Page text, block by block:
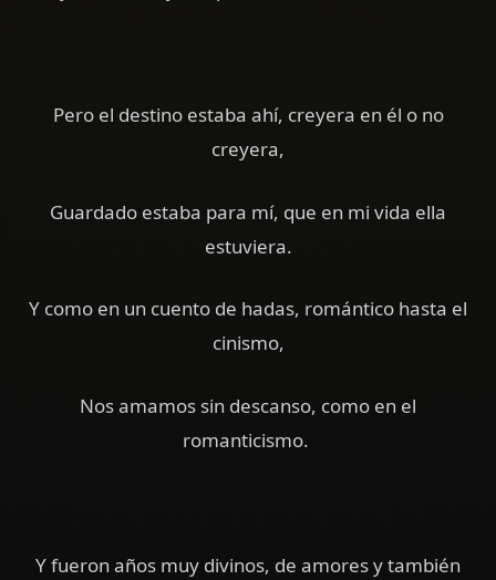
Pero el destino estaba ahí, creyera en él o no
creyera,
Guardado estaba para mí, que en mi vida ella
estuviera.
Y como en un cuento de hadas, romántico hasta el
cinismo,
Nos amamos sin descanso, como en el
romanticismo.
Y fueron años muy divinos, de amores y también